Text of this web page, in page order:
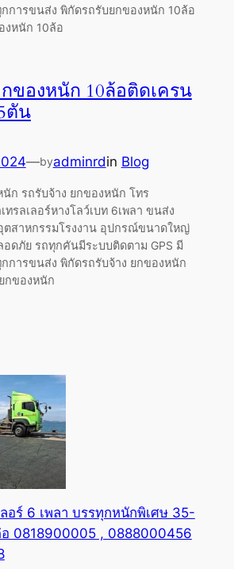
การขนส่ง พิกัดรถรับยกของหนัก 10ล้อ
งหนัก 10ล้อ
ของหนัก 10ล้อติดเครน
ตัน
—byadminrdin Blog
นัก รถรับจ้าง ยกของหนัก โทร
รลเลอร์หางโลว์เบท 6เพลา ขนส่ง
ตสาหกรรมโรงงาน อุปกรณ์ขนาดใหญ่
อดภัย รถทุกคันมีระบบติดตาม GPS มี
การขนส่ง พิกัดรถรับจ้าง ยกของหนัก
กของหนัก
ลอร์ 6 เพลา บรรทุกหนักพิเศษ 35-
0818900005 , 0888000456